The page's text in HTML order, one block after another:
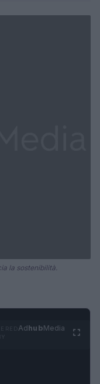
la sostenibilità.
AdhubMedia